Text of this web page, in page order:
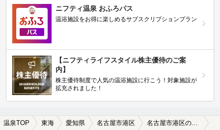
ニフティ温泉 おふろパス
温浴施設をお得に楽しめるサブスクリプションプラン
【ニフティライフスタイル株主優待のご案
内】
株主優待制度で人気の温浴施設に行こう！対象施設が
拡充されました！
温泉TOP 東海 愛知県 名古屋市港区